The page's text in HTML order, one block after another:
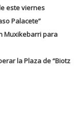
este viernes
Palacete”
Muxikebarri para
la Plaza de “Biotz